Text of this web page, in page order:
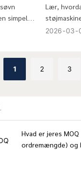
på
brugere
simpel
søjle i
er
søger
i
smarte
design
Lær,
opnå
2026 03
1 2 3
Hvad er jeres MOQ
ordremængde) og